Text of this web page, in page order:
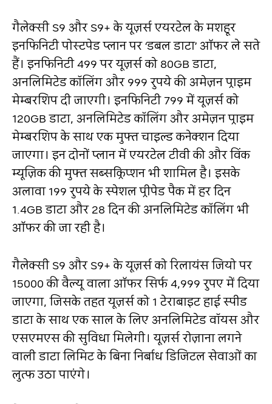
गैलेक्सी S9 और S9+ के यूज़र्स एयरटेल के मशहूर
इनफिनिटी पोस्टपेड प्लान पर ‘डबल डाटा’ ऑफर ले सते
हैं। इनफिनिटी 499 पर यूज़र्स को 80GB डाटा,
अनलिमिटेड कॉलिंग और 999 रुपये की अमेज़न प्राइम
मेम्बरशिप दी जाएगी। इनफिनिटी 799 में यूज़र्स को
120GB डाटा, अनलिमिटेड कॉलिंग और अमेज़न प्राइम
मेम्बरशिप के साथ एक मुफ्त चाइल्ड कनेक्शन दिया
जाएगा। इन दोनों प्लान में एयरटेल टीवी की और विंक
म्यूज़िक की मुफ्त सब्सक्रिप्शन भी शामिल है। इसके
अलावा 199 रुपये के स्पेशल प्रीपेड पैक में हर दिन
1.4GB डाटा और 28 दिन की अनलिमिटेड कॉलिंग भी
ऑफर की जा रही है।
गैलेक्सी S9 और S9+ के यूज़र्स को रिलायंस जियो पर
15000 की वैल्यू वाला ऑफर सिर्फ 4,999 रुपए में दिया
जाएगा, जिसके तहत यूज़र्स को 1 टेराबाइट हाई स्पीड
डाटा के साथ एक साल के लिए अनलिमिटेड वॉयस और
एसएमएस की सुविधा मिलेगी। यूज़र्स रोज़ाना लगने
वाली डाटा लिमिट के बिना निर्बाध डिजिटल सेवाओं का
लुत्फ उठा पाएंगे।